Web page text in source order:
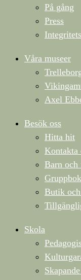
På gång
Press
Våra museer
Axel
Besök oss
Hitta hit
Kontakta
Barn
Butik
Skola